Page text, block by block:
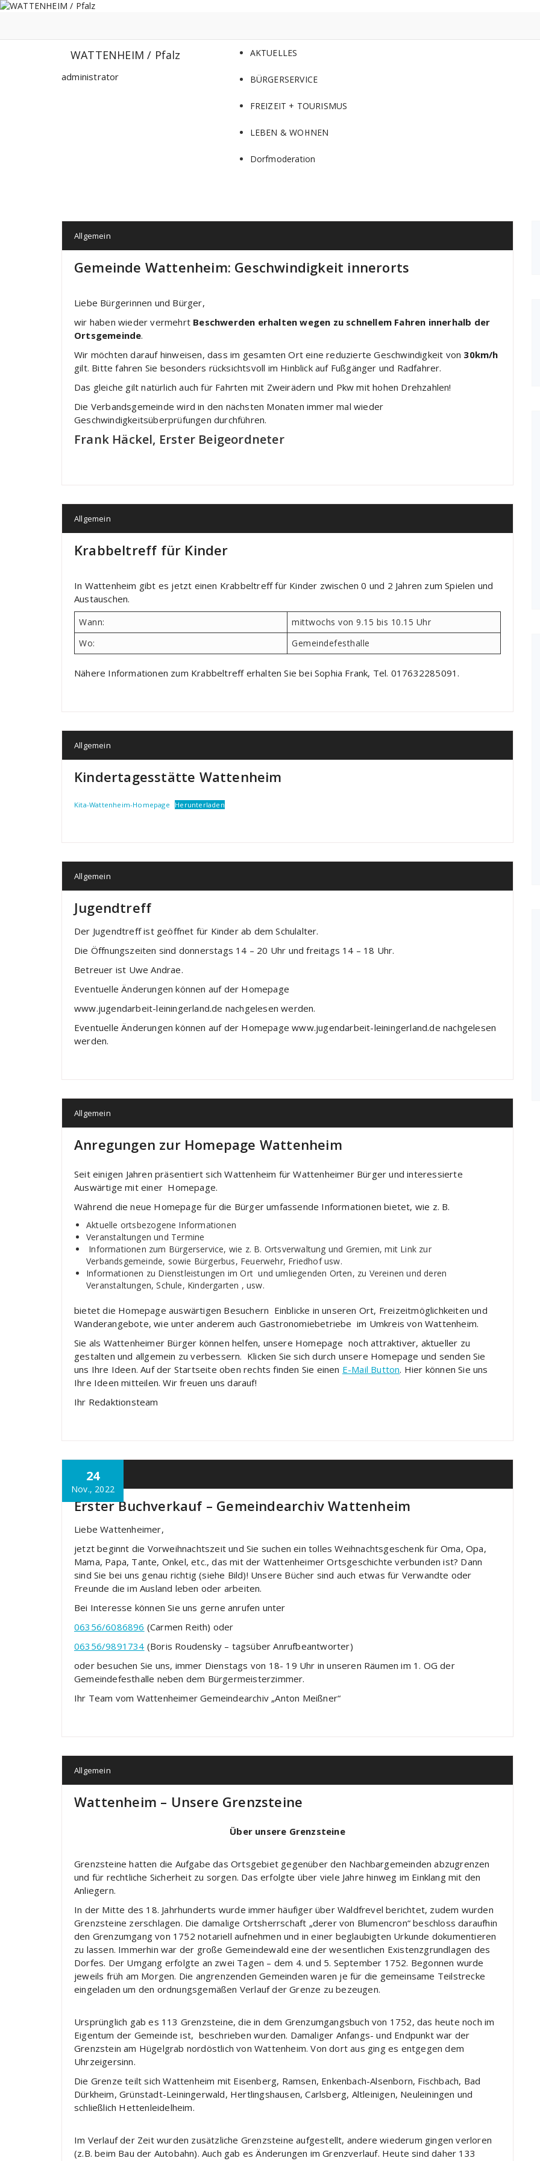
Zum
WATTENHEIM / Pfalz
administrator
AKTUELLES
BÜRGERSERVICE
FREIZEIT + TOURISMUS
LEBEN & WOHNEN
Dorfmoderation
Allgemein
Gemeinde Wattenheim: Geschwindigkeit innerorts
Liebe Bürgerinnen und Bürger,
wir haben wieder vermehrt Beschwerden erhalten wegen zu schnellem Fahren innerhalb der
Ortsgemeinde.
Wir möchten darauf hinweisen, dass im gesamten Ort eine reduzierte Geschwindigkeit von 30km/h
gilt. Bitte fahren Sie besonders rücksichtsvoll im Hinblick auf Fußgänger und Radfahrer.
Das gleiche gilt natürlich auch für Fahrten mit Zweirädern und Pkw mit hohen Drehzahlen!
Die Verbandsgemeinde wird in den nächsten Monaten immer mal wieder
Geschwindigkeitsüberprüfungen durchführen.
Frank Häckel, Erster Beigeordneter
Allgemein
Krabbeltreff für Kinder
In Wattenheim gibt es jetzt einen Krabbeltreff für Kinder zwischen 0 und 2 Jahren zum Spielen und
Austauschen.
Wann:
mittwochs von 9.15 bis 10.15 Uhr
Wo:
Gemeindefesthalle
Nähere Informationen zum Krabbeltreff erhalten Sie bei Sophia Frank, Tel. 017632285091.
Allgemein
Kindertagesstätte Wattenheim
Kita-Wattenheim-Homepage Herunterladen
Allgemein
Jugendtreff
Der Jugendtreff ist geöffnet für Kinder ab dem Schulalter.
Die Öffnungszeiten sind donnerstags 14 – 20 Uhr und freitags 14 – 18 Uhr.
Betreuer ist Uwe Andrae.
Eventuelle Änderungen können auf der Homepage
www.jugendarbeit-leiningerland.de nachgelesen werden.
Eventuelle Änderungen können auf der Homepage www.jugendarbeit-leiningerland.de nachgelesen
werden.
Allgemein
Anregungen zur Homepage Wattenheim
Seit einigen Jahren präsentiert sich Wattenheim für Wattenheimer Bürger und interessierte
Auswärtige mit einer Homepage.
Während die neue Homepage für die Bürger umfassende Informationen bietet, wie z. B.
Aktuelle ortsbezogene Informationen
Veranstaltungen und Termine
Informationen zum Bürgerservice, wie z. B. Ortsverwaltung und Gremien, mit Link zur
Verbandsgemeinde, sowie Bürgerbus, Feuerwehr, Friedhof usw.
Informationen zu Dienstleistungen im Ort und umliegenden Orten, zu Vereinen und deren
Veranstaltungen, Schule, Kindergarten , usw.
bietet die Homepage auswärtigen Besuchern Einblicke in unseren Ort, Freizeitmöglichkeiten und
Wanderangebote, wie unter anderem auch Gastronomiebetriebe im Umkreis von Wattenheim.
Sie als Wattenheimer Bürger können helfen, unsere Homepage noch attraktiver, aktueller zu
gestalten und allgemein zu verbessern. Klicken Sie sich durch unsere Homepage und senden Sie
uns Ihre Ideen. Auf der Startseite oben rechts finden Sie einen E-Mail Button. Hier können Sie uns
Ihre Ideen mitteilen. Wir freuen uns darauf!
Ihr Redaktionsteam
24
Nov., 2022
Allgemein
Erster Buchverkauf – Gemeindearchiv Wattenheim
Liebe Wattenheimer,
jetzt beginnt die Vorweihnachtszeit und Sie suchen ein tolles Weihnachtsgeschenk für Oma, Opa,
Mama, Papa, Tante, Onkel, etc., das mit der Wattenheimer Ortsgeschichte verbunden ist? Dann
sind Sie bei uns genau richtig (siehe Bild)! Unsere Bücher sind auch etwas für Verwandte oder
Freunde die im Ausland leben oder arbeiten.
Bei Interesse können Sie uns gerne anrufen unter
06356/6086896 (Carmen Reith) oder
06356/9891734 (Boris Roudensky – tagsüber Anrufbeantworter)
oder besuchen Sie uns, immer Dienstags von 18- 19 Uhr in unseren Räumen im 1. OG der
Gemeindefesthalle neben dem Bürgermeisterzimmer.
Ihr Team vom Wattenheimer Gemeindearchiv „Anton Meißner“
Allgemein
Wattenheim – Unsere Grenzsteine
Über unsere Grenzsteine
Grenzsteine hatten die Aufgabe das Ortsgebiet gegenüber den Nachbargemeinden abzugrenzen
und für rechtliche Sicherheit zu sorgen. Das erfolgte über viele Jahre hinweg im Einklang mit den
Anliegern.
In der Mitte des 18. Jahrhunderts wurde immer häufiger über Waldfrevel berichtet, zudem wurden
Grenzsteine zerschlagen. Die damalige Ortsherrschaft „derer von Blumencron“ beschloss daraufhin
den Grenzumgang von 1752 notariell aufnehmen und in einer beglaubigten Urkunde dokumentieren
zu lassen. Immerhin war der große Gemeindewald eine der wesentlichen Existenzgrundlagen des
Dorfes. Der Umgang erfolgte an zwei Tagen – dem 4. und 5. September 1752. Begonnen wurde
jeweils früh am Morgen. Die angrenzenden Gemeinden waren je für die gemeinsame Teilstrecke
eingeladen um den ordnungsgemäßen Verlauf der Grenze zu bezeugen.
Ursprünglich gab es 113 Grenzsteine, die in dem Grenzumgangsbuch von 1752, das heute noch im
Eigentum der Gemeinde ist, beschrieben wurden. Damaliger Anfangs- und Endpunkt war der
Grenzstein am Hügelgrab nordöstlich von Wattenheim. Von dort aus ging es entgegen dem
Uhrzeigersinn.
Die Grenze teilt sich Wattenheim mit Eisenberg, Ramsen, Enkenbach-Alsenborn, Fischbach, Bad
Dürkheim, Grünstadt-Leiningerwald, Hertlingshausen, Carlsberg, Altleinigen, Neuleiningen und
schließlich Hettenleidelheim.
Im Verlauf der Zeit wurden zusätzliche Grenzsteine aufgestellt, andere wiederum gingen verloren
(z.B. beim Bau der Autobahn). Auch gab es Änderungen im Grenzverlauf. Heute sind daher 133